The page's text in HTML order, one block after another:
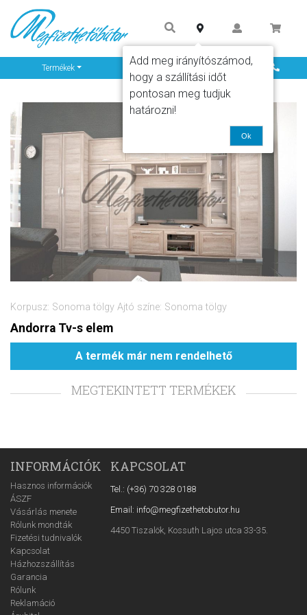
Termékek Info
Korpusz: Sonoma tölgy Ajtó színe: Sonoma tölgy
Andorra Tv-s elem
A termék már nem rendelhető
MEGTEKINTETT TERMÉKEK
INFORMÁCIÓK
Hasznos információk
ÁSZF
Vásárlás menete
Rólunk mondták
Fizetési tudnivalók
Kapcsolat
Házhozszállítás
Garancia
Rólunk
Reklamáció
KAPCSOLAT
Tel.: (+36) 70 328 0188
Email: info@megfizethetobutor.hu
4450 Tiszalök, Kossuth Lajos utca 33-35.
Add meg irányítószámod,
hogy a szállítási időt
pontosan meg tudjuk
határozni!
Ok